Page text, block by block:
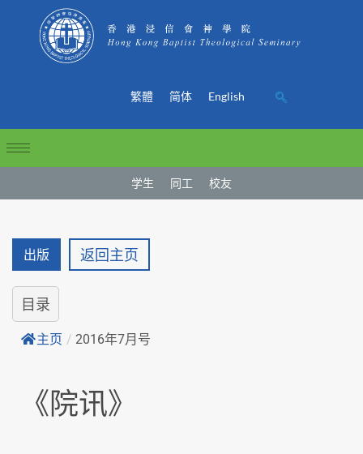
繁體 简体 English
学生 同工 校友
出版 返回主页
目录
主页 / 2016年7月号
《院讯》